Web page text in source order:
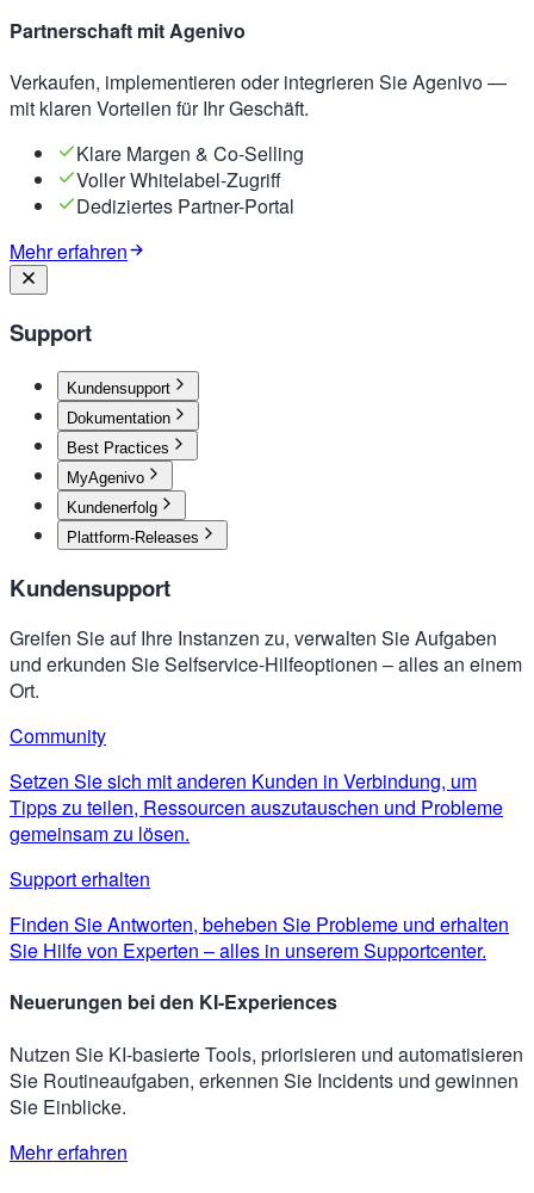
Partnerschaft mit Agenivo
Verkaufen, implementieren oder integrieren Sie Agenivo —
mit klaren Vorteilen für Ihr Geschäft.
Klare Margen & Co-Selling
Voller Whitelabel-Zugriff
Dediziertes Partner-Portal
Mehr erfahren
Support
Kundensupport
Dokumentation
Best Practices
MyAgenivo
Kundenerfolg
Plattform-Releases
Kundensupport
Greifen Sie auf Ihre Instanzen zu, verwalten Sie Aufgaben
und erkunden Sie Selfservice-Hilfeoptionen – alles an einem
Ort.
Community
Setzen Sie sich mit anderen Kunden in Verbindung, um
Tipps zu teilen, Ressourcen auszutauschen und Probleme
gemeinsam zu lösen.
Support erhalten
Finden Sie Antworten, beheben Sie Probleme und erhalten
Sie Hilfe von Experten – alles in unserem Supportcenter.
Neuerungen bei den KI-Experiences
Nutzen Sie KI-basierte Tools, priorisieren und automatisieren
Sie Routineaufgaben, erkennen Sie Incidents und gewinnen
Sie Einblicke.
Mehr erfahren